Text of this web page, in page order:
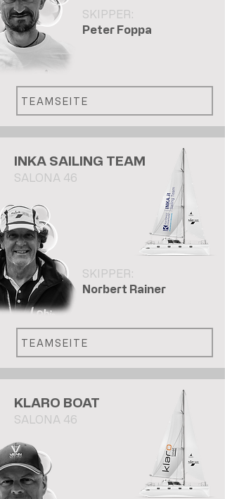
Peter Foppa
SKIPPER:
TEAMSEITE
INKA SAILING TEAM
Norbert Rainer
SALONA 46
SKIPPER:
TEAMSEITE
KLARO BOAT
SALONA 46